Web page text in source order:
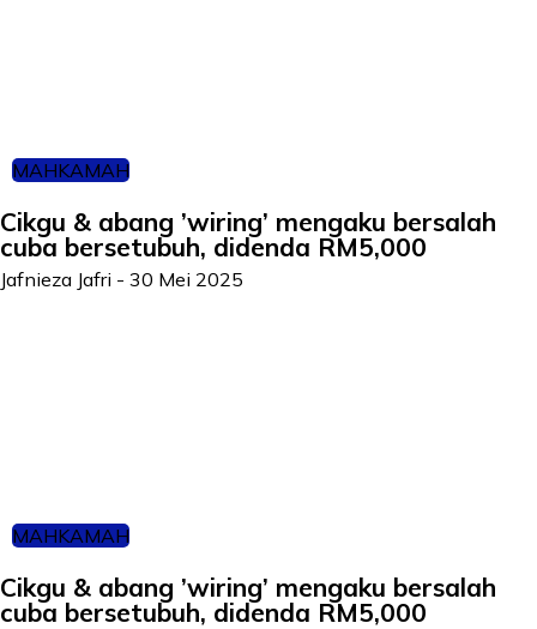
MAHKAMAH
Cikgu & abang ’wiring’ mengaku bersalah
cuba bersetubuh, didenda RM5,000
Jafnieza Jafri - 30 Mei 2025
MAHKAMAH
Cikgu & abang ’wiring’ mengaku bersalah
cuba bersetubuh, didenda RM5,000